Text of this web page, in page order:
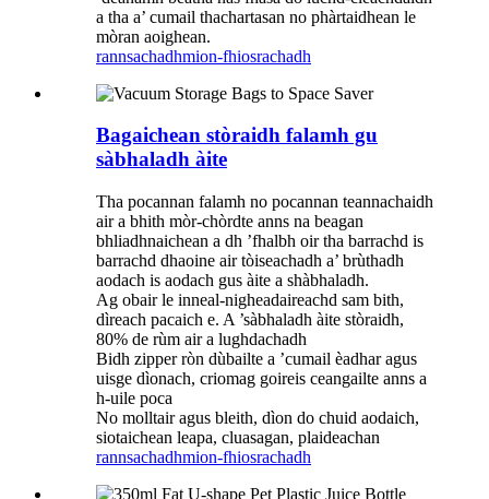
a tha a’ cumail thachartasan no phàrtaidhean le
mòran aoighean.
rannsachadhmion-fhiosrachadh
Bagaichean stòraidh falamh gu
sàbhaladh àite
Tha pocannan falamh no pocannan teannachaidh
air a bhith mòr-chòrdte anns na beagan
bhliadhnaichean a dh ’fhalbh oir tha barrachd is
barrachd dhaoine air tòiseachadh a’ brùthadh
aodach is aodach gus àite a shàbhaladh.
Ag obair le inneal-nigheadaireachd sam bith,
dìreach pacaich e. A ’sàbhaladh àite stòraidh,
80% de rùm air a lughdachadh
Bidh zipper ròn dùbailte a ’cumail èadhar agus
uisge dìonach, criomag goireis ceangailte anns a
h-uile poca
No molltair agus bleith, dìon do chuid aodaich,
siotaichean leapa, cluasagan, plaideachan
rannsachadhmion-fhiosrachadh